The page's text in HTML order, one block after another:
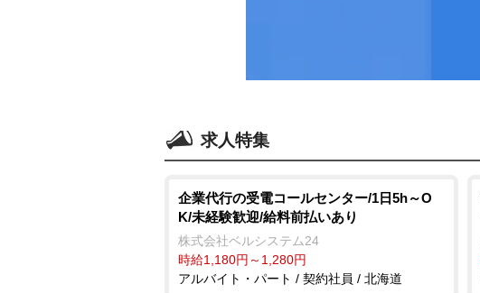
求人特集
企業代行の受電コールセンター/1日5h～O
K/未経験歓迎/給料前払いあり
株式会社ベルシステム24
時給1,180円～1,280円
アルバイト・パート / 契約社員 / 北海道